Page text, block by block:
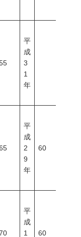
平
成
3
1
年
平
成
2
9
年
60
平
成
1
60